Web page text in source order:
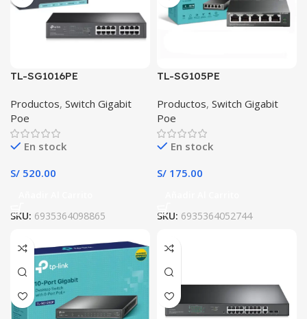
TL-SG1016PE
Productos, Switch Gigabit
Poe
En stock
S/ 520.00
SKU: 6935364098865
TL-SG105PE
Productos, Switch Gigabit
Poe
En stock
S/ 175.00
SKU: 6935364052744